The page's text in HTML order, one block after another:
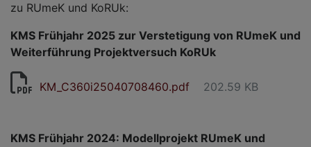
zu RUmeK und KoRUk:
KMS Frühjahr 2025 zur Verstetigung von RUmeK und
Weiterführung Projektversuch KoRUk
KM_C360i25040708460.pdf 202.59 KB
KMS Frühjahr 2024: Modellprojekt RUmeK und